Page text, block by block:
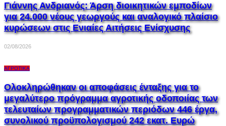
Γιάννης Ανδριανός: Άρση διοικητικών εμποδίων
για 24.000 νέους γεωργούς και αναλογικό πλαίσιο
κυρώσεων στις Ενιαίες Αιτήσεις Ενίσχυσης
02/08/2026
ΑΓΡΟΤΙΚΆ
Ολοκληρώθηκαν οι αποφάσεις ένταξης για το
μεγαλύτερο πρόγραμμα αγροτικής οδοποιίας των
τελευταίων προγραμματικών περιόδων 446 έργα,
συνολικού προϋπολογισμού 242 εκατ. Ευρώ